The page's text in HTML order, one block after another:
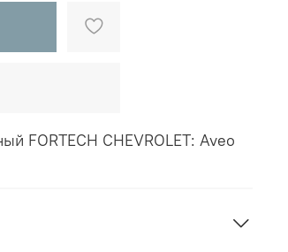
FORTECH CHEVROLET: Aveo